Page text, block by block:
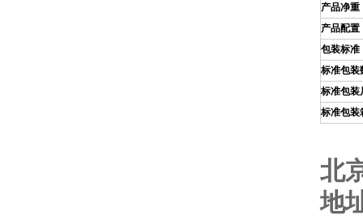
产品净重
产品配置
包装标准
标准包装
标准包装
标准包装
北
地